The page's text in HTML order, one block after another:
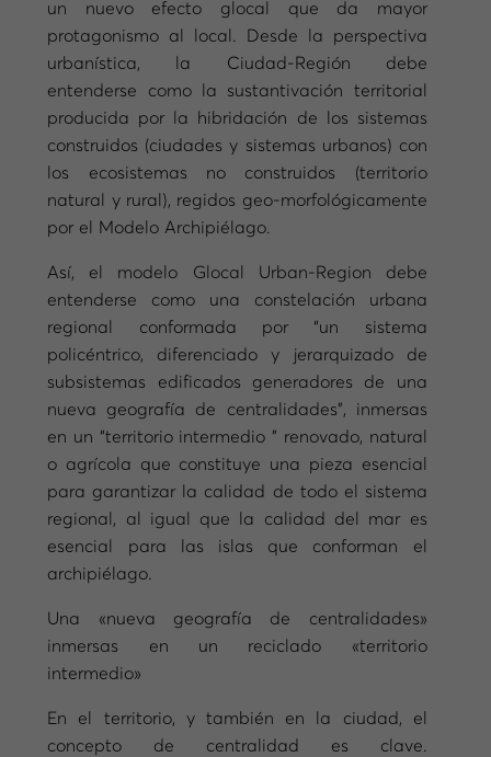
un nuevo efecto glocal que da mayor
protagonismo al local. Desde la perspectiva
urbanística, la Ciudad-Región debe
entenderse como la sustantivación territorial
producida por la hibridación de los sistemas
construidos (ciudades y sistemas urbanos) con
los ecosistemas no construidos (territorio
natural y rural), regidos geo-morfológicamente
por el Modelo Archipiélago.
Así, el modelo Glocal Urban-Region debe
entenderse como una constelación urbana
regional conformada por “un sistema
policéntrico, diferenciado y jerarquizado de
subsistemas edificados generadores de una
nueva geografía de centralidades”, inmersas
en un “territorio intermedio ” renovado, natural
o agrícola que constituye una pieza esencial
para garantizar la calidad de todo el sistema
regional, al igual que la calidad del mar es
esencial para las islas que conforman el
archipiélago.
Una «nueva geografía de centralidades»
inmersas en un reciclado «territorio
intermedio»
En el territorio, y también en la ciudad, el
concepto de centralidad es clave.